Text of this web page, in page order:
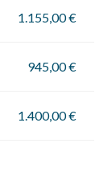
1.155,00 €
945,00 €
1.400,00 €